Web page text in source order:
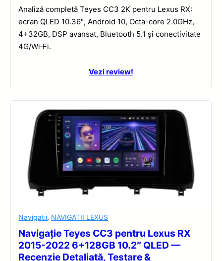
Analiză completă Teyes CC3 2K pentru Lexus RX:
ecran QLED 10.36″, Android 10, Octa-core 2.0GHz,
4+32GB, DSP avansat, Bluetooth 5.1 și conectivitate
4G/Wi‑Fi.
Vezi review!
Navigatii, NAVIGATII LEXUS
Navigație Teyes CC3 pentru Lexus RX
2015-2022 6+128GB 10.2″ QLED —
Recenzie Detaliată, Testare &